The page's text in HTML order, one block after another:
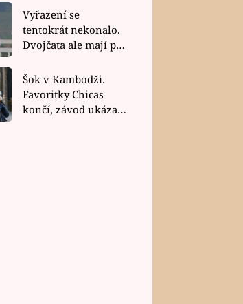
rychlé recepty
Vyřazení se
tentokrát nekonalo.
Dvojčata ale mají po
závodu nůž na krku
Šok v Kambodži.
Favoritky Chicas
končí, závod ukázal